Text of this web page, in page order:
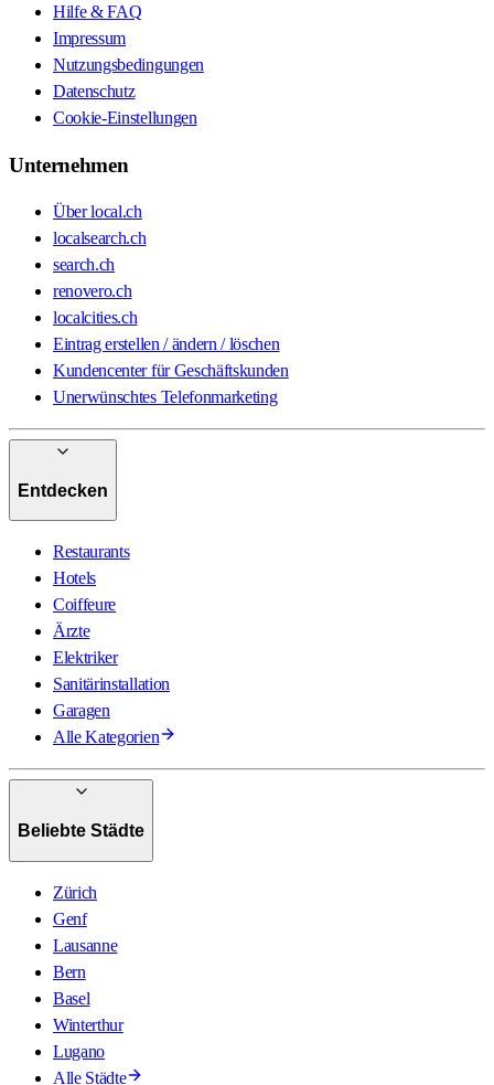
Hilfe & FAQ
Impressum
Nutzungsbedingungen
Datenschutz
Cookie-Einstellungen
Unternehmen
Über local.ch
localsearch.ch
search.ch
renovero.ch
localcities.ch
Eintrag erstellen / ändern / löschen
Kundencenter für Geschäftskunden
Unerwünschtes Telefonmarketing
Entdecken
Restaurants
Hotels
Coiffeure
Ärzte
Elektriker
Sanitärinstallation
Garagen
Alle Kategorien
Beliebte Städte
Zürich
Genf
Lausanne
Bern
Basel
Winterthur
Lugano
Alle Städte